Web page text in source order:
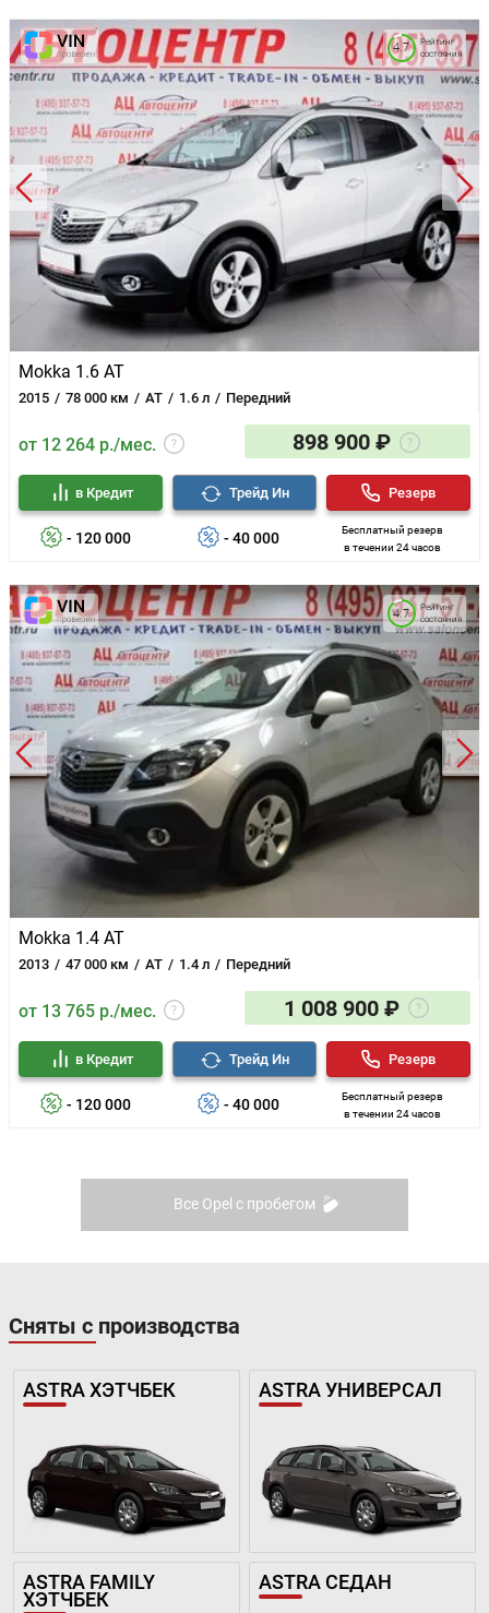
Mokka 1.6 AT
2015 78 000 км AT 1.6 л Передний
Рейтинг
состояния
4.7
от 12 264 р./мес. 898 900 ₽
- 120 000
в Кредит
- 40 000
Трейд Ин
Бесплатный резерв
в течении 24 часов
Резерв
Mokka 1.4 AT
2013 47 000 км AT 1.4 л Передний
Рейтинг
состояния
4.7
от 13 765 р./мес. 1 008 900 ₽
- 120 000
в Кредит
- 40 000
Трейд Ин
Бесплатный резерв
в течении 24 часов
Резерв
Все Opel с пробегом
Сняты с производства
ASTRA ХЭТЧБЕК ASTRA УНИВЕРСАЛ
ASTRA FAMILY
ХЭТЧБЕК
ASTRA СЕДАН